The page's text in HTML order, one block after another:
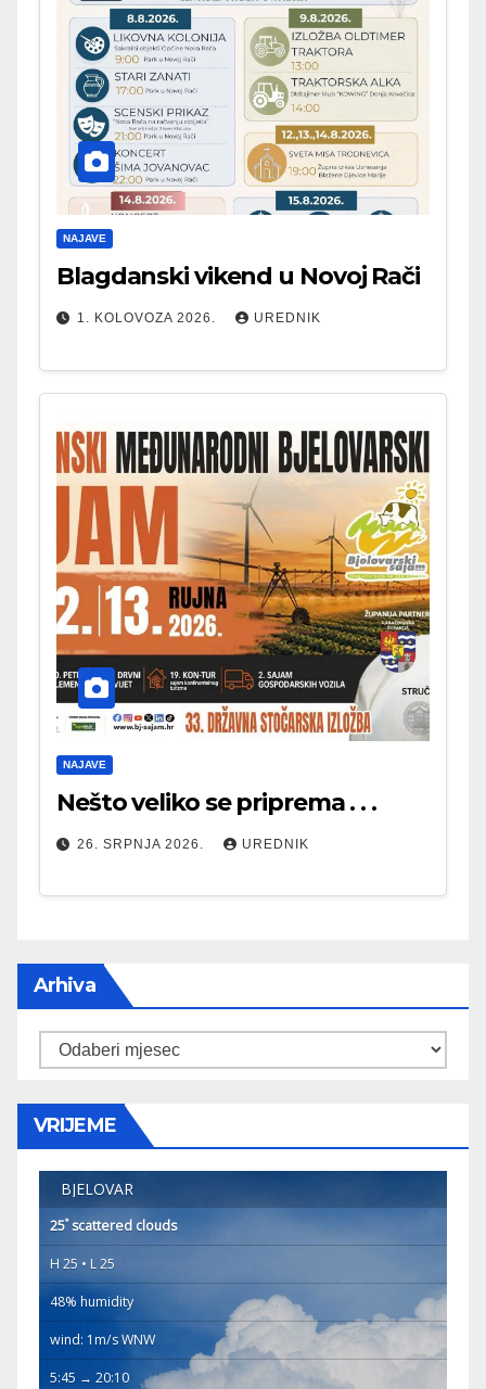
NAJAVE
Blagdanski vikend u Novoj Rači
1. KOLOVOZA 2026. UREDNIK
NAJAVE
Nešto veliko se priprema . . .
26. SRPNJA 2026. UREDNIK
Arhiva
Arhiva
VRIJEME
BJELOVAR
25°scattered clouds
H 25 • L 25
48% humidity
wind: 1m/s WNW
5:45 → 20:10